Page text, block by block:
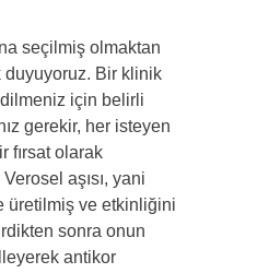
seçilmiş olmaktan
duyuyoruz. Bir klinik
için belirli
gerekir, her isteyen
fırsat olarak
aşısı, yani
üretilmiş ve etkinliğini
sonra onun
antikor